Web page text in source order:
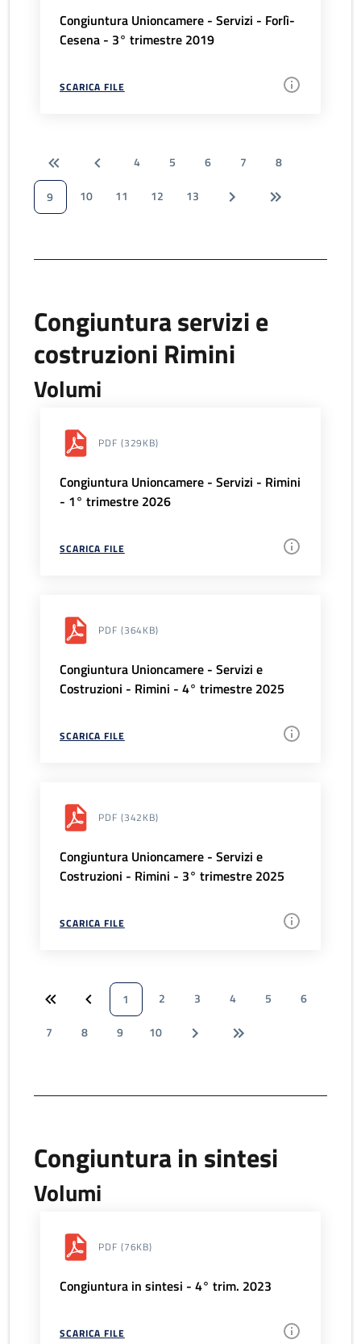
Congiuntura Unioncamere - Servizi - Forlì-
Cesena - 3° trimestre 2019
SCARICA FILE
4 5 6 7
8
9
10 11 12 13
Congiuntura servizi e
costruzioni Rimini
Volumi
PDF (329KB)
Congiuntura Unioncamere - Servizi - Rimini
- 1° trimestre 2026
SCARICA FILE
PDF (364KB)
Congiuntura Unioncamere - Servizi e
Costruzioni - Rimini - 4° trimestre 2025
SCARICA FILE
PDF (342KB)
Congiuntura Unioncamere - Servizi e
Costruzioni - Rimini - 3° trimestre 2025
SCARICA FILE
1 2 3 4 5
6
7
8 9 10
Congiuntura in sintesi
Volumi
PDF (76KB)
Congiuntura in sintesi - 4° trim. 2023
SCARICA FILE